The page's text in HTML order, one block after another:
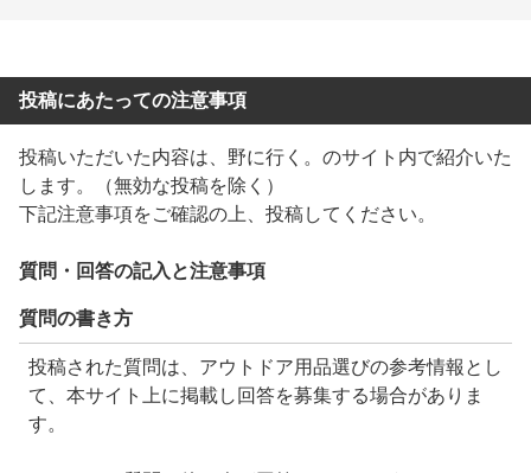
投稿にあたっての注意事項
投稿いただいた内容は、 野に行く。 のサイト内で紹介いた
します。（無効な投稿を除く）
下記注意事項をご確認の上、投稿してください。
質問・回答の記入と注意事項
質問の書き方
投稿された質問は、アウトドア用品選びの参考情報とし
て、本サイト上に掲載し回答を募集する場合がありま
す。